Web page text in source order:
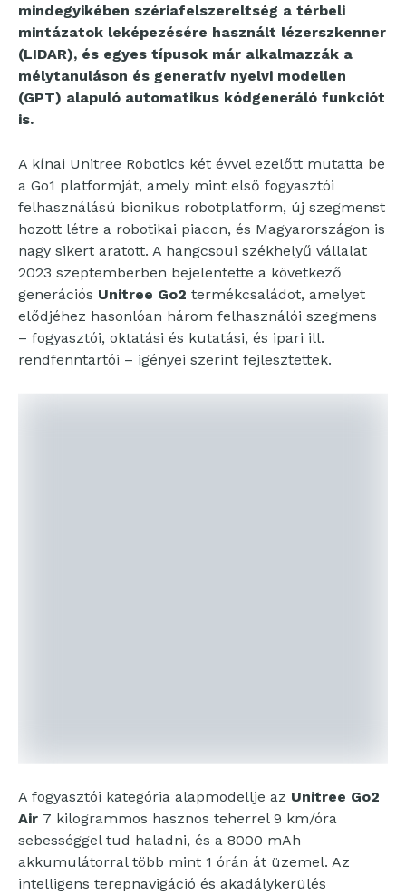
mindegyikében szériafelszereltség a térbeli
mintázatok leképezésére használt lézerszkenner
(LIDAR), és egyes típusok már alkalmazzák a
mélytanuláson és generatív nyelvi modellen
(GPT) alapuló automatikus kódgeneráló funkciót
is.
A kínai Unitree Robotics két évvel ezelőtt mutatta be
a Go1 platformját, amely mint első fogyasztói
felhasználású bionikus robotplatform, új szegmenst
hozott létre a robotikai piacon, és Magyarországon is
nagy sikert aratott. A hangcsoui székhelyű vállalat
2023 szeptemberben bejelentette a következő
generációs Unitree Go2 termékcsaládot, amelyet
elődjéhez hasonlóan három felhasználói szegmens
– fogyasztói, oktatási és kutatási, és ipari ill.
rendfenntartói – igényei szerint fejlesztettek.
A fogyasztói kategória alapmodellje az Unitree Go2
Air 7 kilogrammos hasznos teherrel 9 km/óra
sebességgel tud haladni, és a 8000 mAh
akkumulátorral több mint 1 órán át üzemel. Az
intelligens terepnavigáció és akadálykerülés